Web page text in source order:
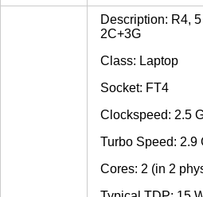
Description: R4,
2C+3G
Class: Laptop
Socket: FT4
Clockspeed: 2.5
Turbo Speed: 2.9
Cores: 2 (in 2